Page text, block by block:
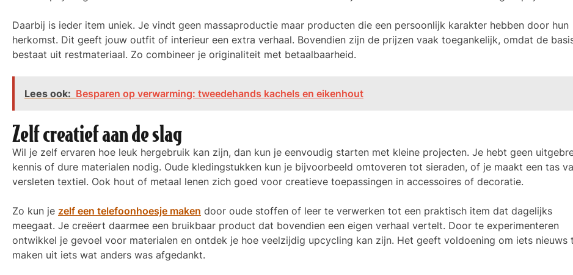
Daarbij is ieder item uniek. Je vindt geen massaproductie maar producten die een persoonlijk karakter hebben door hun
herkomst. Dit geeft jouw outfit of interieur een extra verhaal. Bovendien zijn de prijzen vaak toegankelijk, omdat de
bestaat uit restmateriaal. Zo combineer je originaliteit met betaalbaarheid.
Lees ook: Besparen op verwarming: tweedehands kachels en eikenhout
Zelf creatief aan de slag
Wil je zelf ervaren hoe leuk hergebruik kan zijn, dan kun je eenvoudig starten met kleine projecten. Je hebt geen
kennis of dure materialen nodig. Oude kledingstukken kun je bijvoorbeeld omtoveren tot sieraden, of je maakt een tas
versleten textiel. Ook hout of metaal lenen zich goed voor creatieve toepassingen in accessoires of decoratie.
Zo kun je zelf een telefoonhoesje maken door oude stoffen of leer te verwerken tot een praktisch item dat dagelijks
meegaat. Je creëert daarmee een bruikbaar product dat bovendien een eigen verhaal vertelt. Door te experimenteren
ontwikkel je gevoel voor materialen en ontdek je hoe veelzijdig upcycling kan zijn. Het geeft voldoening om iets nieuws
maken uit iets wat anders was afgedankt.